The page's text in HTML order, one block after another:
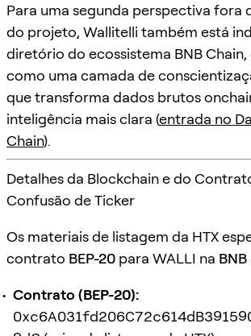
Para uma segunda perspectiva fora
do projeto, Wallitelli também está
diretório do ecossistema BNB
como uma camada de
que transforma dados brutos
inteligência mais clara (entrada no
Chain).
Detalhes da Blockchain e do
Confusão de Ticker
Os materiais de listagem da HTX
contrato BEP-20 para WALLI na
Contrato (BEP-20):